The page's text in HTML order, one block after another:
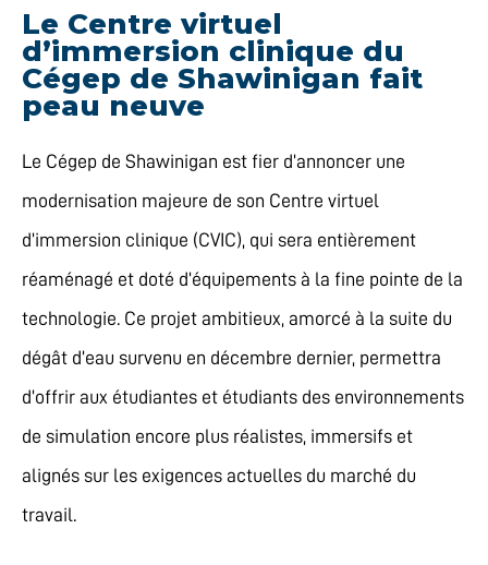
Le Centre virtuel
d’immersion clinique du
Cégep de Shawinigan fait
peau neuve
Le Cégep de Shawinigan est fier d’annoncer une
modernisation majeure de son Centre virtuel
d’immersion clinique (CVIC), qui sera entièrement
réaménagé et doté d’équipements à la fine pointe de la
technologie. Ce projet ambitieux, amorcé à la suite du
dégât d’eau survenu en décembre dernier, permettra
d’offrir aux étudiantes et étudiants des environnements
de simulation encore plus réalistes, immersifs et
alignés sur les exigences actuelles du marché du
travail.